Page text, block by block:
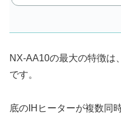
NX-AA10の最大の特徴は
です。
底のIHヒーターが複数同